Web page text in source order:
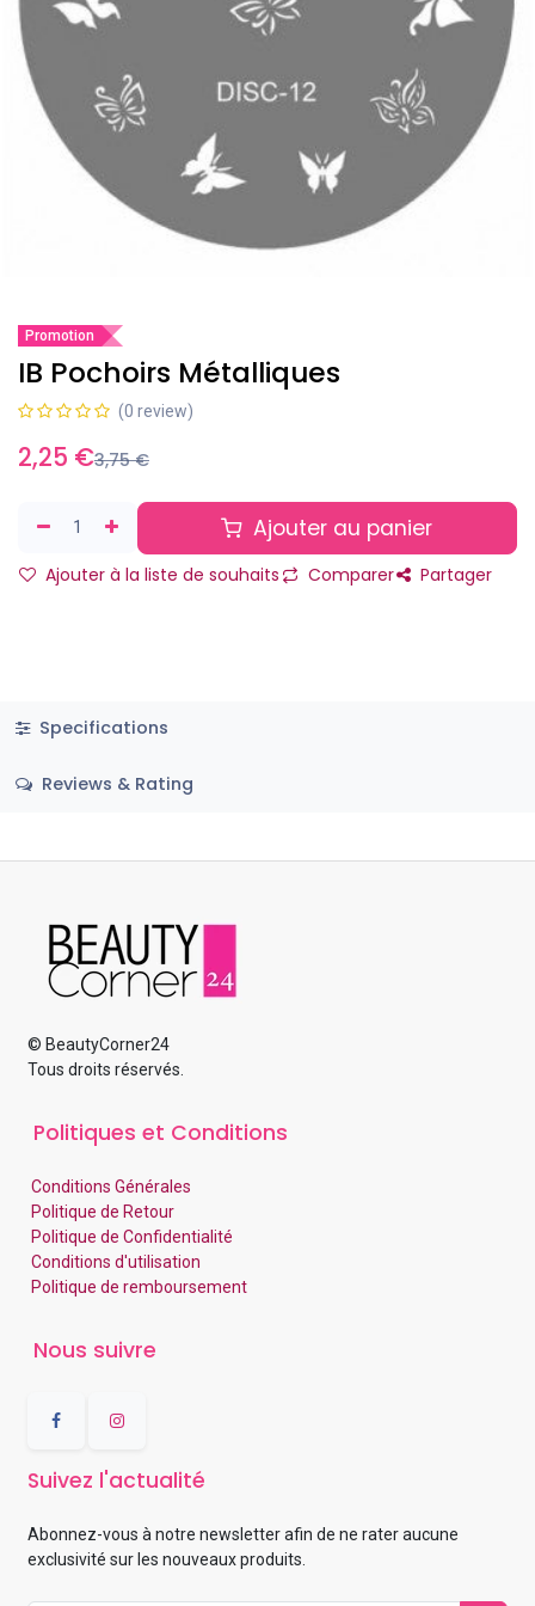
Promotion
IB Pochoirs Métalliques
(0 review)
2,25 €3,75€
Ajouter au panier
Ajouter à la liste de souhaits Comparer Partager
Specifications
Reviews & Rating
© BeautyCorner24
Tous droits réservés.
Politiques et Conditions
Conditions Générales
Politique de Retour
Politique de Confidentialité
Conditions d'utilisation
Politique de remboursement
Nous suivre
Suivez l'actualité
Abonnez-vous à notre newsletter afin de ne rater aucune
exclusivité sur les nouveaux produits.